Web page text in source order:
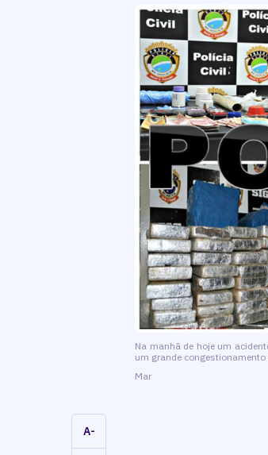
Na manhã de hoje um
um grande
Mar
A-